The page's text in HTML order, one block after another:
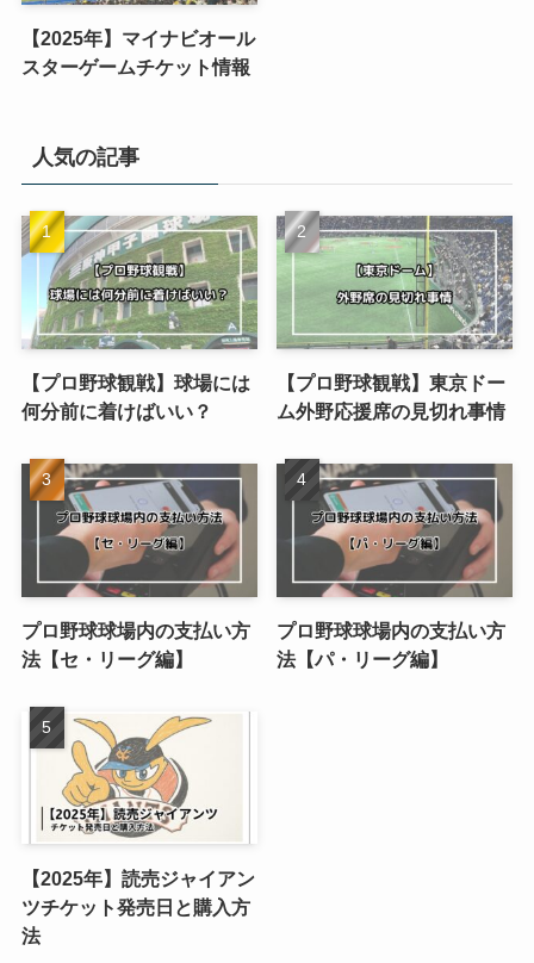
【2025年】マイナビオール
スターゲームチケット情報
人気の記事
【プロ野球観戦】球場には
何分前に着けばいい？
【プロ野球観戦】東京ドー
ム外野応援席の見切れ事情
プロ野球球場内の支払い方
法【セ・リーグ編】
プロ野球球場内の支払い方
法【パ・リーグ編】
【2025年】読売ジャイアン
ツチケット発売日と購入方
法